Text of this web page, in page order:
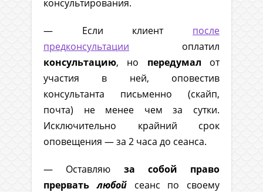
консультирования.
— Если клиент после
предконсультации оплатил
консультацию, но передумал от
участия в ней, оповестив
консультанта письменно (скайп,
почта) не менее чем за сутки.
Исключительно крайний срок
оповещения — за 2 часа до сеанса.
— Оставляю за собой право
прервать любой
сеанс по своему